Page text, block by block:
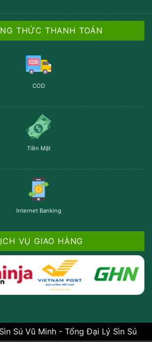
THỨC THANH TOÁN
COD
Tiền Mặt
Internet Banking
VỤ GIAO HÀNG
Sú Vũ Minh - Tổng Đại Lý Sìn Sú